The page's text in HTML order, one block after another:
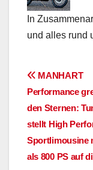
In
und alles rund
MANHART
Performance
den Sternen:
stellt High
Sportlimousine
als 800 PS auf